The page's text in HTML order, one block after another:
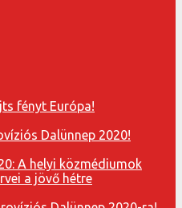
fényt Európa!
Dalünnep 2020!
A helyi közmédiumok
a jövő hétre